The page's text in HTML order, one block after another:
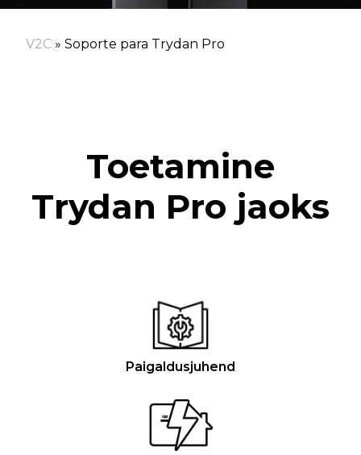
V2C » Soporte para Trydan Pro
Toetamine
Trydan Pro jaoks
Paigaldusjuhend